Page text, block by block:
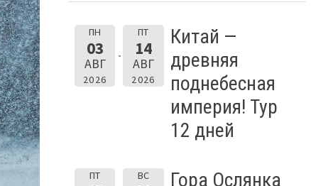
ПН
03
АВГ
2026
ПТ
14
АВГ
2026
Китай —
древняя
поднебесная
империя! Тур
12 дней
ПТ ВС
Гора Ослянка